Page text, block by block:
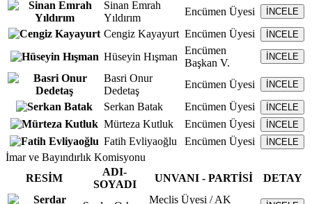
Sinan Emrah
Yıldırım
Encümen Üyesi İNCELE
Cengiz Kayayurt Encümen Üyesi İNCELE
Hüseyin Hışman
Encümen
Başkan V.
İNCELE
Basri Onur
Dedetaş
Encümen Üyesi İNCELE
Serkan Batak Encümen Üyesi İNCELE
Mürteza Kutluk Encümen Üyesi İNCELE
Fatih Evliyaoğlu Encümen Üyesi İNCELE
İmar ve Bayındırlık Komisyonu
RESİM
ADI-
SOYADI
UNVANI - PARTİSİ DETAY
Meclis Üyesi / AK